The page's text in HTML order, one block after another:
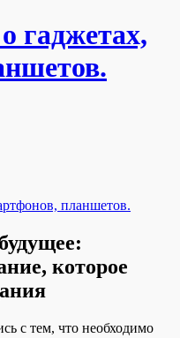
гаджетах,
которое
с тем, что необходимо